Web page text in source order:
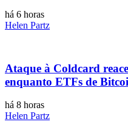
há 6 horas
Helen Partz
Ataque à Coldcard
enquanto ETFs de
há 8 horas
Helen Partz